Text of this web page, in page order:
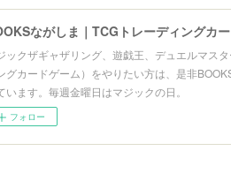
ながしま｜TCGトレーディングカ
ックザギャザリング、遊戯王、デュエルマス
グカードゲーム）をやりたい方は、是非
います。毎週金曜日はマジックの日。
フォロー